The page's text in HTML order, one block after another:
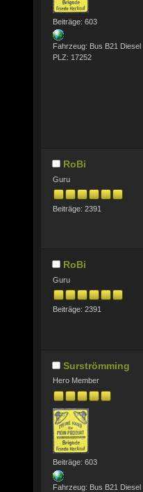
Beiträge: 603
Fahrzeug: Bus B21 Diesel
PLZ: 17252
RoBi
Guru
Beiträge: 2391
RoBi
Guru
Beiträge: 2391
Surströmming
Hero Member
Beiträge: 603
Fahrzeug: Bus B21 Diesel